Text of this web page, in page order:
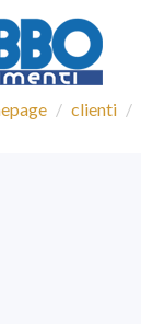
clienti